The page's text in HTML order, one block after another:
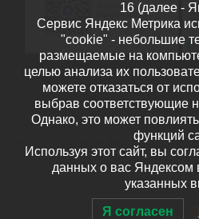
Дополнительное
области– Все
Работает наWP –
16 (далее -
Сервис Яндекс Метрика
"cookie" - небольшие
размещаемые на
целью анализа их
можете отказаться от
выбрав соответствующие
Однако, это может
функций
Используя этот сайт, вы
данных о вас Яндексом
указанных
Я согласен